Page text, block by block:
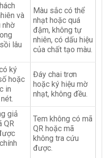
và
nhờ
lâu
Màu sắc có thể
nhạt hoặc quá
đậm, không tự
nhiên, có dấu hiệu
của chất tạo màu.
ký
hoặc
in
Đáy chai trơn
hoặc ký hiệu mờ
nhạt, không đều.
giả
QR
Tem không có mã
QR hoặc mã
không tra cứu
được.